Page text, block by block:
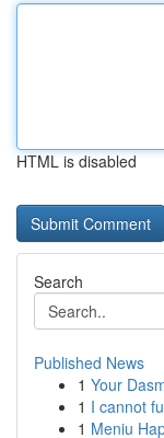
HTML is disabled
Search
Published News
1 Your
1 I cannot
1 Meniu